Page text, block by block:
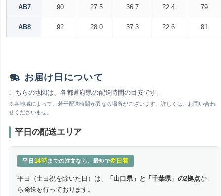
AB7 90 27.5 36.7 22.4 79
AB8 92 28.0 37.3 22.6 81
お届け日について
こちらの地図は、各都道府県の配送時間の目安です。
※各地域によって、若干配送時間が異なる場所がございます。詳しくは、お問い合わ
せくださいませ。
平日の配送エリア
平日 14時までの注文なら、最短で翌日着
平日（土日祝を除いた日）は、 「山口県」と「千葉県」の2拠点か
ら発送を行っております。